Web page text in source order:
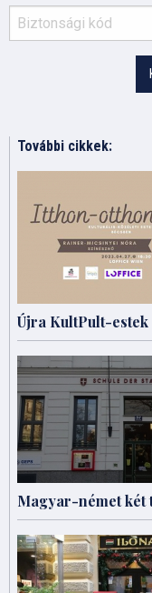
További cikkek:
Újra KultPult-estek
Magyar-német két